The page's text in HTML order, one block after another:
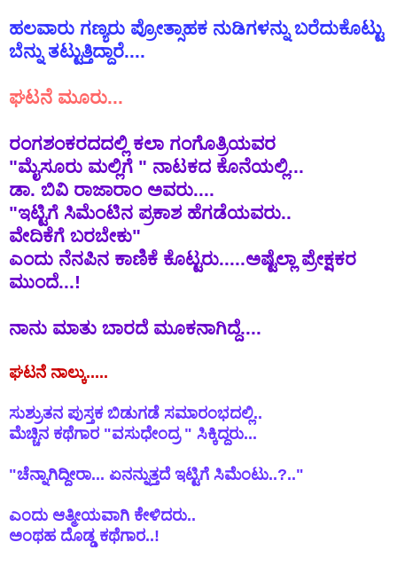
ಹಲವಾರು ಗಣ್ಯರು ಪ್ರೋತ್ಸಾಹಕ ನುಡಿಗಳನ್ನು ಬರೆದುಕೊಟ್ಟು
ಬೆನ್ನು ತಟ್ಟುತ್ತಿದ್ದಾರೆ....
ಘಟನೆ ಮೂರು...
ರಂಗಶಂಕರದದಲ್ಲಿ ಕಲಾ ಗಂಗೊತ್ರಿಯವರ
"ಮೈಸೂರು ಮಲ್ಲಿಗೆ " ನಾಟಕದ ಕೊನೆಯಲ್ಲಿ...
ಡಾ. ಬಿವಿ ರಾಜಾರಾಂ ಅವರು....
"ಇಟ್ಟಿಗೆ ಸಿಮೆಂಟಿನ ಪ್ರಕಾಶ ಹೆಗಡೆಯವರು..
ವೇದಿಕೆಗೆ ಬರಬೇಕು"
ಎಂದು ನೆನಪಿನ ಕಾಣಿಕೆ ಕೊಟ್ಟರು.....ಅಷ್ಟೆಲ್ಲಾ ಪ್ರೇಕ್ಷಕರ
ಮುಂದೆ...!
ನಾನು ಮಾತು ಬಾರದೆ ಮೂಕನಾಗಿದ್ದೆ....
ಘಟನೆ ನಾಲ್ಕು.....
ಸುಶ್ರುತನ ಪುಸ್ತಕ ಬಿಡುಗಡೆ ಸಮಾರಂಭದಲ್ಲಿ..
ಮೆಚ್ಚಿನ ಕಥೆಗಾರ "ವಸುಧೇಂದ್ರ " ಸಿಕ್ಕಿದ್ದರು...
"ಚೆನ್ನಾಗಿದ್ದೀರಾ... ಏನನ್ನುತ್ತದೆ ಇಟ್ಟಿಗೆ ಸಿಮೆಂಟು..?.."
ಎಂದು ಆತ್ಮೀಯವಾಗಿ ಕೇಳಿದರು..
ಅಂಥಹ ದೊಡ್ಡ ಕಥೆಗಾರ..!